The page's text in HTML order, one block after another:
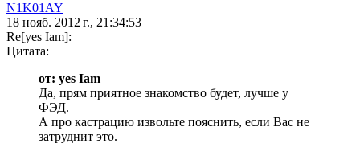
N1K01AY
18 нояб. 2012 г., 21:34:53
Re[yes Iam]:
Цитата:
от: yes Iam
Да, прям приятное знакомство будет, лучше у
ФЭД.
А про кастрацию извольте пояснить, если Вас не
затруднит это.